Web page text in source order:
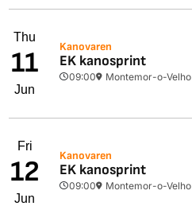
Thu
11
Jun
Kanovaren
EK kanosprint
09:00 Montemor-o-Velho
Fri
12
Jun
Kanovaren
EK kanosprint
09:00 Montemor-o-Velho